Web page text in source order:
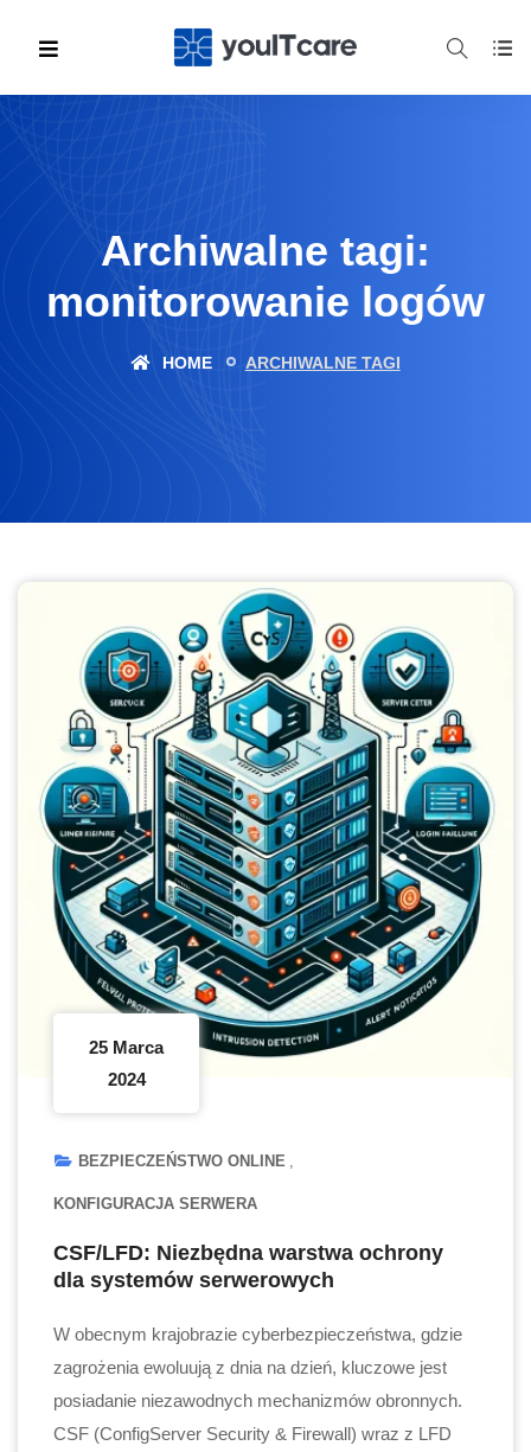
Archiwalne tagi:
monitorowanie logów
HOME ARCHIWALNE TAGI
25 Marca
2024
BEZPIECZEŃSTWO ONLINE
KONFIGURACJA SERWERA
CSF/LFD: Niezbędna warstwa ochrony
dla systemów serwerowych
W obecnym krajobrazie cyberbezpieczeństwa, gdzie
zagrożenia ewoluują z dnia na dzień, kluczowe jest
posiadanie niezawodnych mechanizmów obronnych.
CSF (ConfigServer Security & Firewall) wraz z LFD